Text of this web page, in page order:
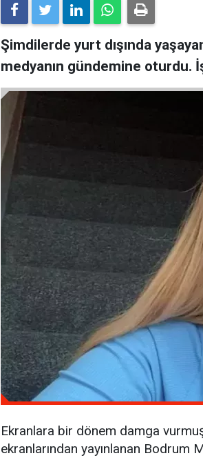
Şimdilerde yurt dışında
medyanın gündemine oturdu.
Ekranlara bir dönem damga
ekranlarından yayınlanan Bodrum